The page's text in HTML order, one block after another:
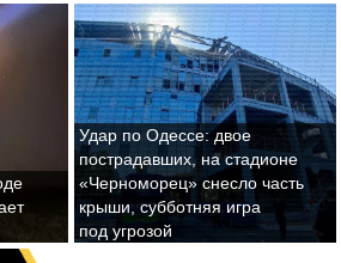
Удар по Одессе: двое
пострадавших, на стадионе
«Черноморец» снесло часть
крыши, субботняя игра
под угрозой